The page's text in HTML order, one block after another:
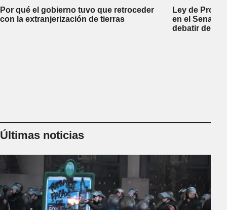
Por qué el gobierno tuvo que retroceder
con la extranjerización de tierras
Ley de
en el Senado
debatir
Últimas noticias